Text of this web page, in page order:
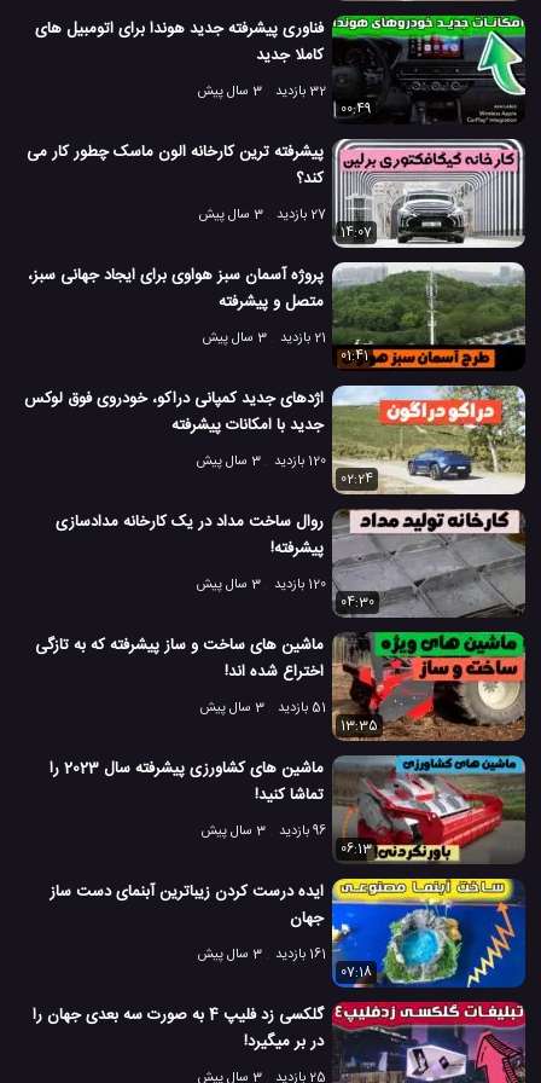
فناوری پیشرفته جدید هوندا برای اتومبیل های
کاملا جدید
32 بازدید
3 سال پیش
00:49
پیشرفته ترین کارخانه الون ماسک چطور کار می
کند؟
27 بازدید
3 سال پیش
14:07
پروژه آسمان سبز هواوی برای ایجاد جهانی سبز،
متصل و پیشرفته
21 بازدید
3 سال پیش
01:41
اژدهای جدید کمپانی دراکو، خودروی فوق لوکس
جدید با امکانات پیشرفته
120 بازدید
3 سال پیش
02:24
روال ساخت مداد در یک کارخانه مدادسازی
پیشرفته!
120 بازدید
3 سال پیش
04:30
ماشین های ساخت و ساز پیشرفته که به تازگی
اختراع شده اند!
51 بازدید
3 سال پیش
13:35
ماشین های کشاورزی پیشرفته سال 2023 را
تماشا کنید!
96 بازدید
3 سال پیش
06:13
ایده درست کردن زیباترین آبنمای دست ساز
جهان
161 بازدید
3 سال پیش
07:18
گلکسی زد فلیپ 4 به صورت سه بعدی جهان را
در بر میگیرد!
25 بازدید 3 سال پیش